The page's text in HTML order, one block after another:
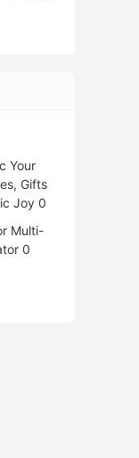
Your
Gifts
Joy 0
Multi-
0